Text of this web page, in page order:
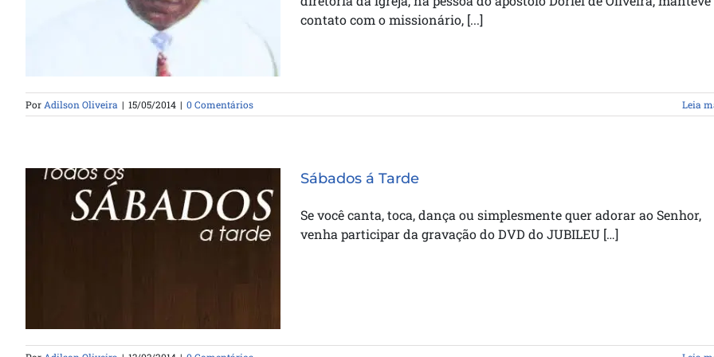
A Casa da Bênção na Africa
contato com o missionário, [...]
Por Adilson Oliveira | 15/05/2014 | 0 Comentários Leia
Sábados á Tarde
Se você canta, toca, dança ou simplesmente quer adorar ao Senhor,
venha participar da gravação do DVD do JUBILEU […]